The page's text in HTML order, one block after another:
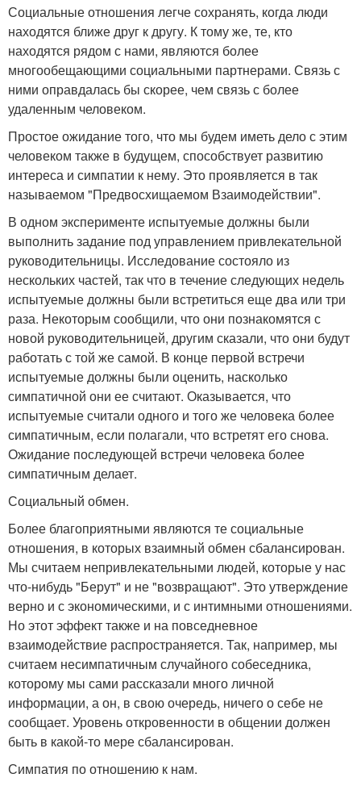
Социальные отношения легче сохранять, когда люди
находятся ближе друг к другу. К тому же, те, кто
находятся рядом с нами, являются более
многообещающими социальными партнерами. Связь с
ними оправдалась бы скорее, чем связь с более
удаленным человеком.
Простое ожидание того, что мы будем иметь дело с этим
человеком также в будущем, способствует развитию
интереса и симпатии к нему. Это проявляется в так
называемом "Предвосхищаемом Взаимодействии".
В одном эксперименте испытуемые должны были
выполнить задание под управлением привлекательной
руководительницы. Исследование состояло из
нескольких частей, так что в течение следующих недель
испытуемые должны были встретиться еще два или три
раза. Некоторым сообщили, что они познакомятся с
новой руководительницей, другим сказали, что они будут
работать с той же самой. В конце первой встречи
испытуемые должны были оценить, насколько
симпатичной они ее считают. Оказывается, что
испытуемые считали одного и того же человека более
симпатичным, если полагали, что встретят его снова.
Ожидание последующей встречи человека более
симпатичным делает.
Социальный обмен.
Более благоприятными являются те социальные
отношения, в которых взаимный обмен сбалансирован.
Мы считаем непривлекательными людей, которые у нас
что-нибудь "Берут" и не "возвращают". Это утверждение
верно и с экономическими, и с интимными отношениями.
Но этот эффект также и на повседневное
взаимодействие распространяется. Так, например, мы
считаем несимпатичным случайного собеседника,
которому мы сами рассказали много личной
информации, а он, в свою очередь, ничего о себе не
сообщает. Уровень откровенности в общении должен
быть в какой-то мере сбалансирован.
Симпатия по отношению к нам.